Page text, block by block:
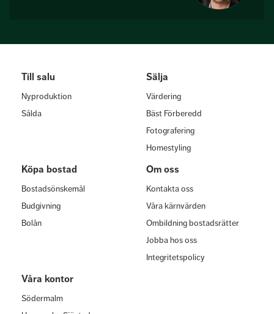
Till salu
Nyproduktion
Sålda
Sälja
Värdering
Bäst Förberedd
Fotografering
Homestyling
Köpa bostad
Bostadsönskemål
Budgivning
Bolån
Om oss
Kontakta oss
Våra kärnvärden
Ombildning bostadsrätter
Jobba hos oss
Integritetspolicy
Våra kontor
Södermalm